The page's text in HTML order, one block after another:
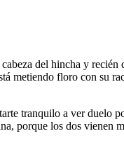
del hincha y
metiendo floro con su
tranquilo a ver
porque los dos vienen